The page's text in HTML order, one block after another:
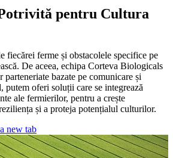
pentru Cultura
fiecărei ferme și obstacolele specifice pe
De aceea, echipa Corteva Biologicals
parteneriate bazate pe comunicare și
putem oferi soluții care se integrează
ale fermierilor, pentru a crește
și a proteja potențialul culturilor.
new tab